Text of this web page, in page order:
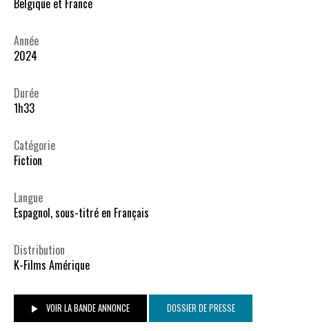
Année
2024
Durée
1h33
Catégorie
Fiction
Langue
Espagnol, sous-titré en Français
Distribution
K-Films Amérique
VOIR LA BANDE ANNONCE DOSSIER DE PRESSE